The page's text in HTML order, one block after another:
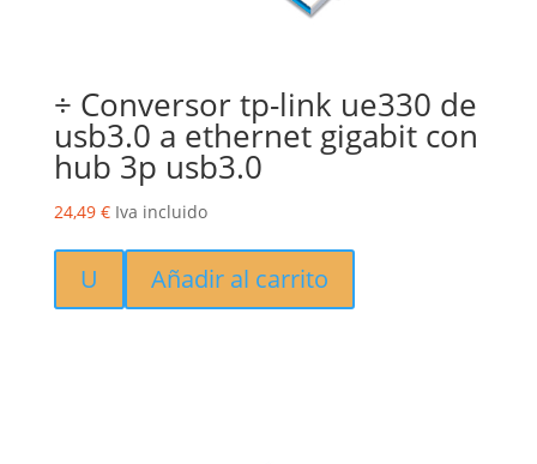
÷ Conversor tp-link ue330 de
usb3.0 a ethernet gigabit con
hub 3p usb3.0
24,49 € Iva incluido
U Añadir al carrito